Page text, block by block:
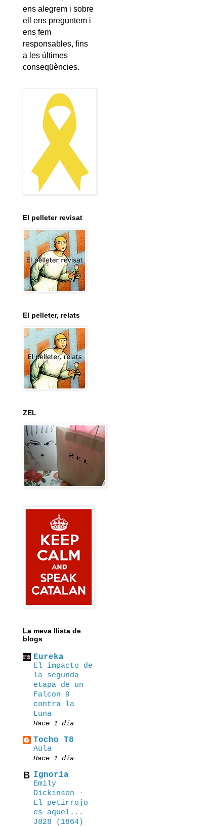
ens alegrem i sobre
ell ens preguntem i
ens fem
responsables, fins
a les últimes
conseqüències.
El pelleter revisat
El pelleter, relats
ZEL
La meva llista de
blogs
Eureka
El impacto de
la segunda
etapa de un
Falcon 9
contra la
Luna
Hace 1 día
Tocho T8
Αula
Hace 1 día
Ignoria
Emily
Dickinson -
El petirrojo
es aquel...
J828 (1864)